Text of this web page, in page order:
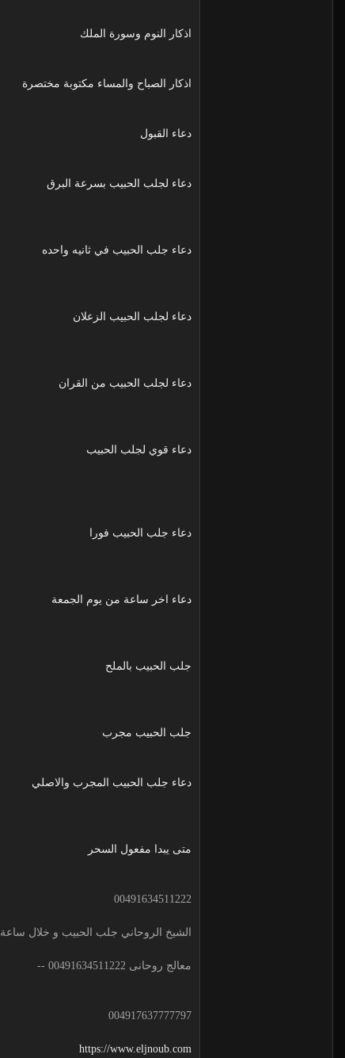
اذكار النوم وسورة الملك
اذكار الصباح والمساء مكتوبة مختصرة
دعاء القبول
دعاء لجلب الحبيب بسرعة البرق
دعاء جلب الحبيب في ثانيه واحده
دعاء لجلب الحبيب الزعلان
دعاء لجلب الحبيب من القران
دعاء قوي لجلب الحبيب
دعاء جلب الحبيب فورا
دعاء اخر ساعة من يوم الجمعة
جلب الحبيب بالملح
جلب الحبيب مجرب
دعاء جلب الحبيب المجرب والاصلي
متى يبدا مفعول السحر
00491634511222
الشيخ الروحاني جلب الحبيب و خلال ساعة 00491634511222 لجلب الحبيب
معالج روحانى 00491634511222 --
004917637777797
https://www.eljnoub.com